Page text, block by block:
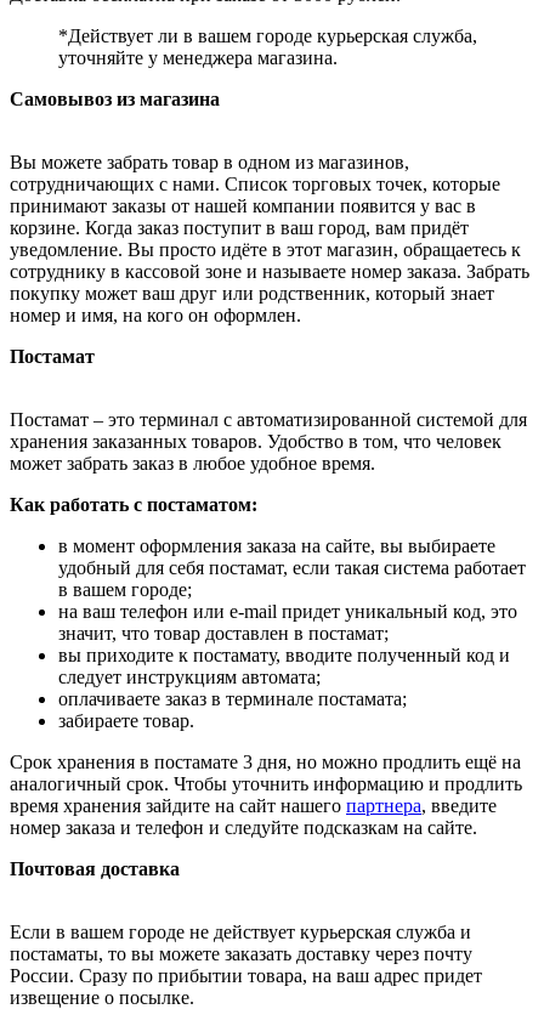
*Действует ли в вашем городе курьерская служба,
уточняйте у менеджера магазина.
Самовывоз из магазина
Вы можете забрать товар в одном из магазинов,
сотрудничающих с нами. Список торговых точек, которые
принимают заказы от нашей компании появится у вас в
корзине. Когда заказ поступит в ваш город, вам придёт
уведомление. Вы просто идёте в этот магазин, обращаетесь к
сотруднику в кассовой зоне и называете номер заказа. Забрать
покупку может ваш друг или родственник, который знает
номер и имя, на кого он оформлен.
Постамат
Постамат – это терминал с автоматизированной системой для
хранения заказанных товаров. Удобство в том, что человек
может забрать заказ в любое удобное время.
Как работать с постаматом:
в момент оформления заказа на сайте, вы выбираете
удобный для себя постамат, если такая система работает
в вашем городе;
на ваш телефон или e-mail придет уникальный код, это
значит, что товар доставлен в постамат;
вы приходите к постамату, вводите полученный код и
следует инструкциям автомата;
оплачиваете заказ в терминале постамата;
забираете товар.
Срок хранения в постамате 3 дня, но можно продлить ещё на
аналогичный срок. Чтобы уточнить информацию и продлить
время хранения зайдите на сайт нашего партнера, введите
номер заказа и телефон и следуйте подсказкам на сайте.
Почтовая доставка
Если в вашем городе не действует курьерская служба и
постаматы, то вы можете заказать доставку через почту
России. Сразу по прибытии товара, на ваш адрес придет
извещение о посылке.